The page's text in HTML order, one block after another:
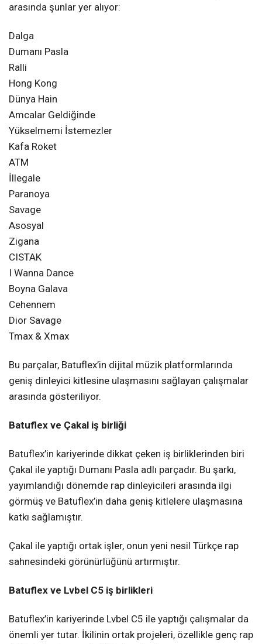
arasında şunlar yer alıyor:
Dalga
Dumanı Pasla
Ralli
Hong Kong
Dünya Hain
Amcalar Geldiğinde
Yükselmemi İstemezler
Kafa Roket
ATM
İllegale
Paranoya
Savage
Asosyal
Zigana
CISTAK
I Wanna Dance
Boyna Galava
Cehennem
Dior Savage
Tmax & Xmax
Bu parçalar, Batuflex’in dijital müzik platformlarında
geniş dinleyici kitlesine ulaşmasını sağlayan çalışmalar
arasında gösteriliyor.
Batuflex ve Çakal iş birliği
Batuflex’in kariyerinde dikkat çeken iş birliklerinden biri
Çakal ile yaptığı Dumanı Pasla adlı parçadır. Bu şarkı,
yayımlandığı dönemde rap dinleyicileri arasında ilgi
görmüş ve Batuflex’in daha geniş kitlelere ulaşmasına
katkı sağlamıştır.
Çakal ile yaptığı ortak işler, onun yeni nesil Türkçe rap
sahnesindeki görünürlüğünü artırmıştır.
Batuflex ve Lvbel C5 iş birlikleri
Batuflex’in kariyerinde Lvbel C5 ile yaptığı çalışmalar da
önemli yer tutar. İkilinin ortak projeleri, özellikle genç rap